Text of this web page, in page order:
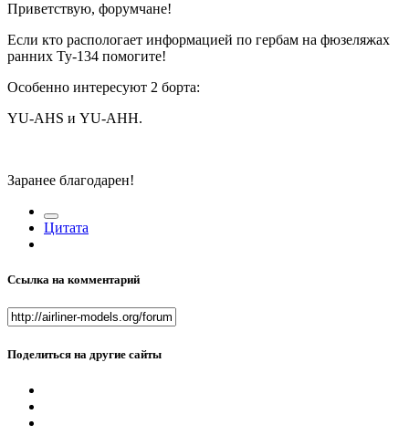
Приветствую, форумчане!
Если кто распологает информацией по гербам на фюзеляжах
ранних Ту-134 помогите!
Особенно интересуют 2 борта:
YU-AHS и YU-AHH.
Заранее благодарен!
Цитата
Ссылка на комментарий
Поделиться на другие сайты